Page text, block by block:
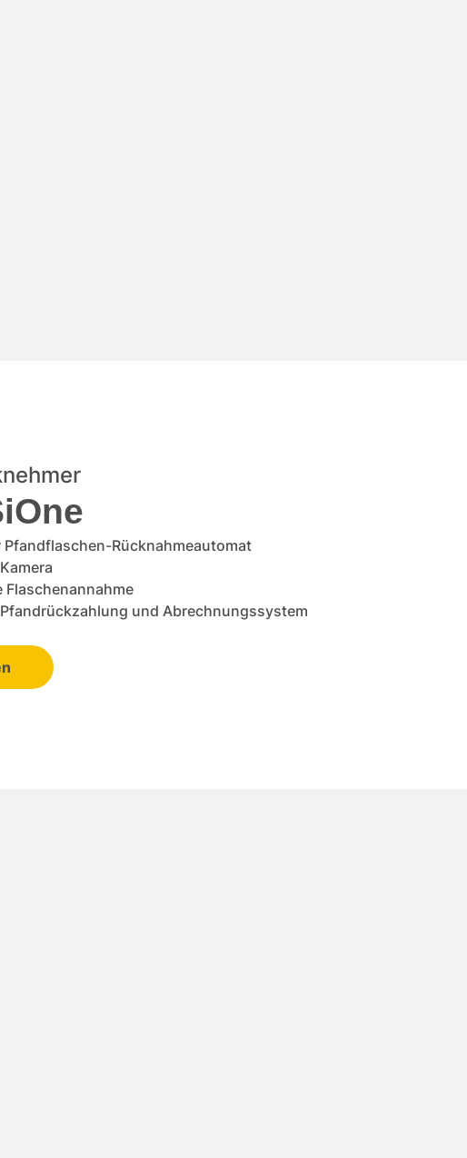
Rücknahmeautomat
Flaschenannahme
und Abrechnungssystem